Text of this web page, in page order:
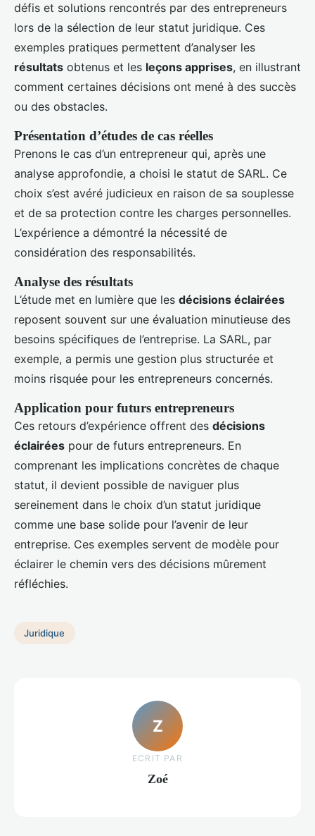
défis et solutions rencontrés par des entrepreneurs
lors de la sélection de leur statut juridique. Ces
exemples pratiques permettent d’analyser les
résultats obtenus et les leçons apprises, en illustrant
comment certaines décisions ont mené à des succès
ou des obstacles.
Présentation d’études de cas réelles
Prenons le cas d’un entrepreneur qui, après une
analyse approfondie, a choisi le statut de SARL. Ce
choix s’est avéré judicieux en raison de sa souplesse
et de sa protection contre les charges personnelles.
L’expérience a démontré la nécessité de
considération des responsabilités.
Analyse des résultats
L’étude met en lumière que les décisions éclairées
reposent souvent sur une évaluation minutieuse des
besoins spécifiques de l’entreprise. La SARL, par
exemple, a permis une gestion plus structurée et
moins risquée pour les entrepreneurs concernés.
Application pour futurs entrepreneurs
Ces retours d’expérience offrent des décisions
éclairées pour de futurs entrepreneurs. En
comprenant les implications concrètes de chaque
statut, il devient possible de naviguer plus
sereinement dans le choix d’un statut juridique
comme une base solide pour l’avenir de leur
entreprise. Ces exemples servent de modèle pour
éclairer le chemin vers des décisions mûrement
réfléchies.
Juridique
Z
ECRIT PAR
Zoé